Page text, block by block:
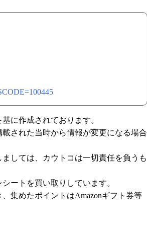
に作成されております。
された当時から情報が変更になる場合
しては、カウトコは一切責任を負うも
ートを買い取りしています。
集めたポイントはAmazonギフト券等